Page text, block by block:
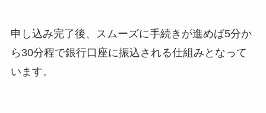
申し込み完了後、スムーズに手続きが進めば5分か
ら30分程で銀行口座に振込される仕組みとなって
います。